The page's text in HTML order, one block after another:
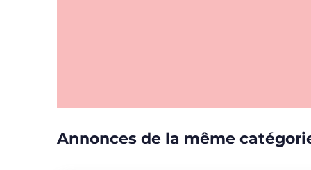
Annonces de la même